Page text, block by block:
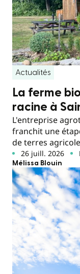
Actualités
La ferme
racine à
L'entreprise
franchit une
de terres
26 juill. 2026
Mélissa Blouin